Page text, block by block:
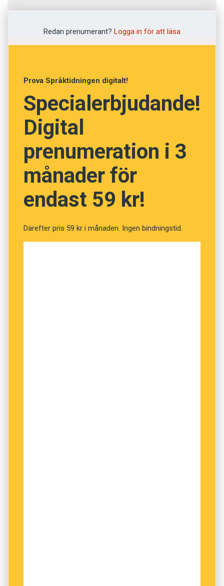
Dekal
Hedersbetygelse
Klistermärke
Anslagstavla
Segertrofé
Redan prenumerant? Logga in för att läsa
Prova Språktidningen digitalt!
Specialerbjudande!
Digital
prenumeration i 3
månader för
endast 59 kr!
Därefter pris 59 kr i månaden. Ingen bindningstid.